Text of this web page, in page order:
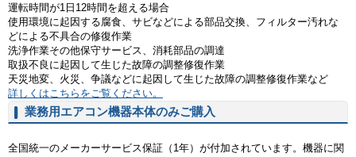
運転時間が1日12時間を超える場合
使用環境に起因する腐食、サビなどによる部品交換、フィルター汚れな
どによる不具合の修復作業
洗浄作業その他保守サービス、消耗部品の調達
取扱不良に起因して生じた故障の調整修復作業
天災地変、火災、争議などに起因して生じた故障の調整修復作業など
詳しくはこちらをご覧ください。
業務用エアコン機器本体のみご購入
全国統一のメーカーサービス保証（1年）が付加されています。機器に関